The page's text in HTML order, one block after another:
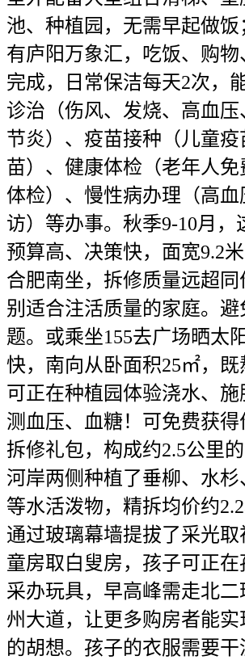
池、种植园，无需早起做饭
有庐阳万象汇，吃饭、购
完成，日常保洁每天2次，
诊治（伤风、发烧、高血
节炎）、疫苗接种（儿童疫
苗）、健康体检（老年人免
体检）、慢性病办理（高
访）等办事。秋季9-10月，
预算高、决策快，面宽9.2
合肥南坐，拆修质量远超
别适合注活质量的家庭。避
题。或乘坐155去广场晒太
快，南向从卧面积25㎡，
可正在种植园体验浇水、施
测血压、血糖！可免费获得
拆修礼包，构成约2.5公里的
河岸两侧种植了垂柳、水
等水活泼物，精拆均价约
通过玻璃幕墙提拔了采光
童房取白叟房，孩子可正在
采办玩具，早高峰需走北
州大道，让更多购房者能实
的胡想。孩子的衣服需要干